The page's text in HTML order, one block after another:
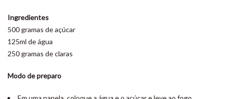
Ingredientes
500 gramas de açúcar
125ml de água
250 gramas de claras
Modo de preparo